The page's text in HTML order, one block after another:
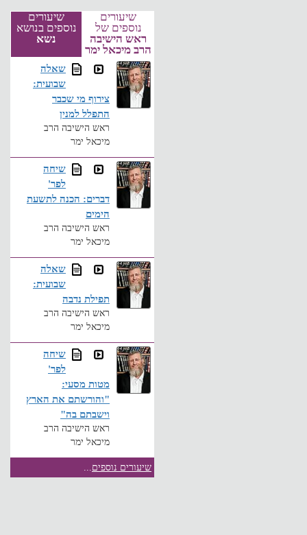
שיעורים
נוספים של
ראש הישיבה
הרב מיכאל ימר
שיעורים
נוספים בנושא
נשא
שאלה
שבועית:
צירוף מי שכבר
התפלל למנין
ראש הישיבה הרב
מיכאל ימר
שיחה
לפר'
דברים: הכנה לתשעת
הימים
ראש הישיבה הרב
מיכאל ימר
שאלה
שבועית:
תפילת נדבה
ראש הישיבה הרב
מיכאל ימר
שיחה
לפר'
מטות מסעי:
"והורשתם את הארץ
וישבתם בה"
ראש הישיבה הרב
מיכאל ימר
שיעורים נוספים...